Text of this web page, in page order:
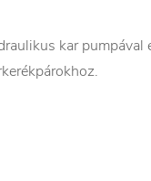
kar pumpával